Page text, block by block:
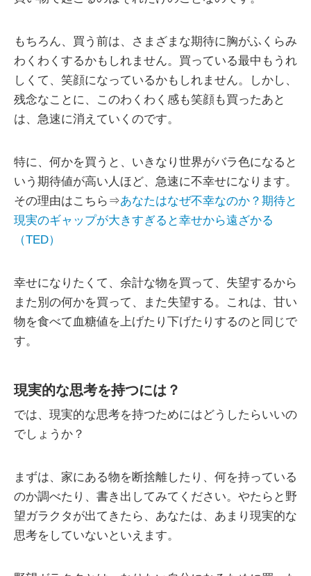
もちろん、買う前は、さまざまな期待に胸がふくらみ
わくわくするかもしれません。買っている最中もうれ
しくて、笑顔になっているかもしれません。しかし、
残念なことに、このわくわく感も笑顔も買ったあと
は、急速に消えていくのです。
特に、何かを買うと、いきなり世界がバラ色になると
いう期待値が高い人ほど、急速に不幸せになります。
その理由はこちら⇒あなたはなぜ不幸なのか？期待と
現実のギャップが大きすぎると幸せから遠ざかる
（TED）
幸せになりたくて、余計な物を買って、失望するから
また別の何かを買って、また失望する。これは、甘い
物を食べて血糖値を上げたり下げたりするのと同じで
す。
現実的な思考を持つには？
では、現実的な思考を持つためにはどうしたらいいの
でしょうか？
まずは、家にある物を断捨離したり、何を持っている
のか調べたり、書き出してみてください。やたらと野
望ガラクタが出てきたら、あなたは、あまり現実的な
思考をしていないといえます。